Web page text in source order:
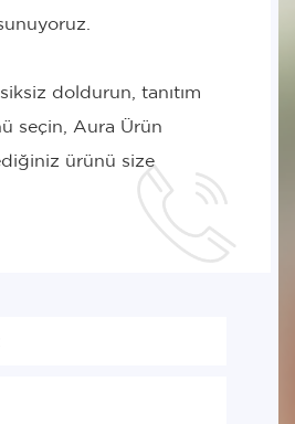
doldurun, tanıtım
seçin, Aura Ürün
ürünü size